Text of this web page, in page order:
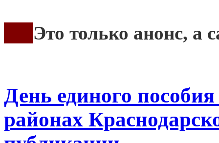
Это только анонс, а
День единого
районах